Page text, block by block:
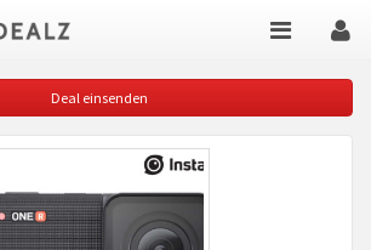
Deal einsenden